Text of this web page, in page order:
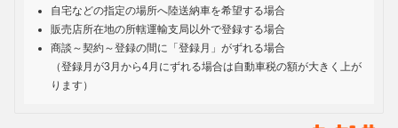
自宅などの指定の場所へ陸送納車を希望する場合
販売店所在地の所轄運輸支局以外で登録する場合
商談～契約～登録の間に「登録月」がずれる場合
（登録月が3月から4月にずれる場合は自動車税の額が大きく上が
ります）